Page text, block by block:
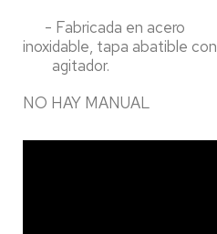
- Fabricada en acero
inoxidable, tapa abatible con
agitador.
NO HAY MANUAL